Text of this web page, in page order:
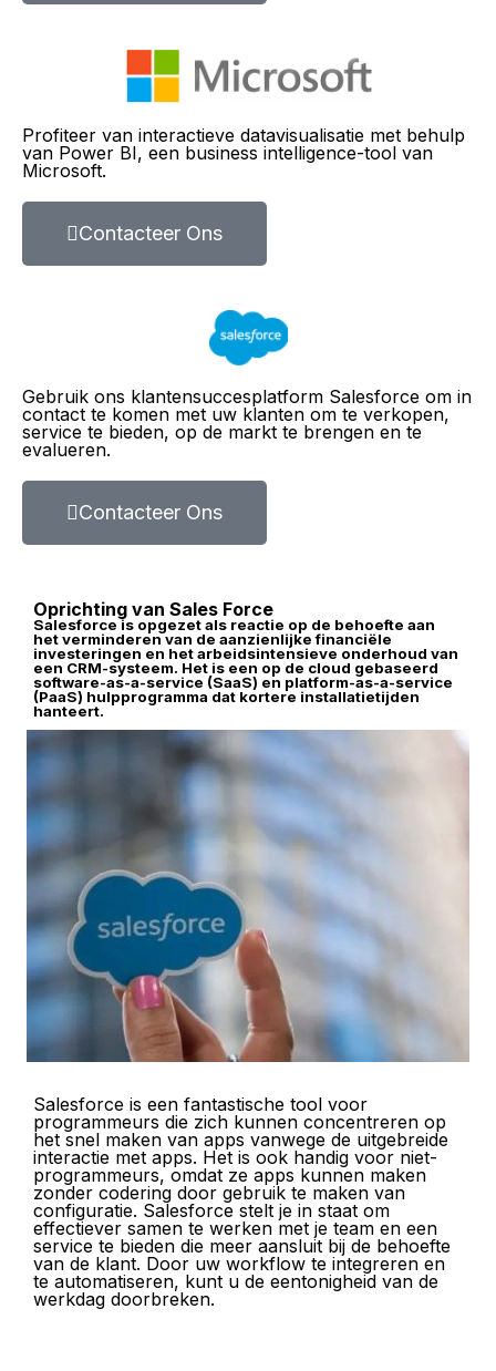
Profiteer van interactieve datavisualisatie met behulp
van Power BI, een business intelligence-tool van
Microsoft.
Contacteer Ons
Gebruik ons ​​klantensuccesplatform Salesforce om in
contact te komen met uw klanten om te verkopen,
service te bieden, op de markt te brengen en te
evalueren.
Contacteer Ons
Oprichting van Sales Force
Salesforce is opgezet als reactie op de behoefte aan
het verminderen van de aanzienlijke financiële
investeringen en het arbeidsintensieve onderhoud van
een CRM-systeem. Het is een op de cloud gebaseerd
software-as-a-service (SaaS) en platform-as-a-service
(PaaS) hulpprogramma dat kortere installatietijden
hanteert.
Salesforce is een fantastische tool voor
programmeurs die zich kunnen concentreren op
het snel maken van apps vanwege de uitgebreide
interactie met apps. Het is ook handig voor niet-
programmeurs, omdat ze apps kunnen maken
zonder codering door gebruik te maken van
configuratie. Salesforce stelt je in staat om
effectiever samen te werken met je team en een
service te bieden die meer aansluit bij de behoefte
van de klant. Door uw workflow te integreren en
te automatiseren, kunt u de eentonigheid van de
werkdag doorbreken.